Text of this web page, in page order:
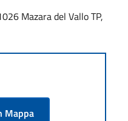
Mazara del Vallo TP,
Mappa